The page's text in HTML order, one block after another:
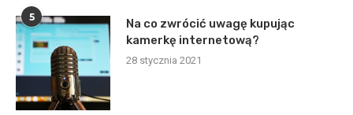
5
Na co zwrócić uwagę kupując
kamerkę internetową?
28 stycznia 2021